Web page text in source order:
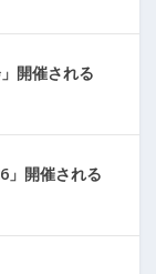
開催される
」開催される